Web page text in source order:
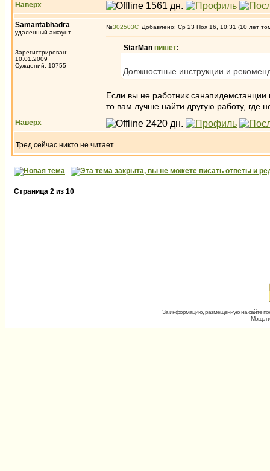
Наверх
Samantabhadra
удаленный аккаунт
Зарегистрирован:
10.01.2009
Суждений: 10755
№302503 Добавлено: Ср 23 Ноя 16, 10:31 (10 лет
StarMan пишет:
Должностные инструкции и
Если вы не работник
то вам лучше найти другую работу, где
Наверх
Тред сейчас никто не читает.
Страница 2 из 10
За информацию, размещённую на сайте
Мощь